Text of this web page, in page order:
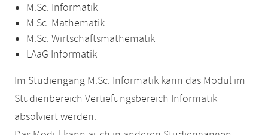
M.Sc. Informatik
M.Sc. Mathematik
M.Sc. Wirtschaftsmathematik
LAaG Informatik
Im Studiengang M.Sc. Informatik kann das Modul im
Studienbereich Vertiefungsbereich Informatik
absolviert werden.